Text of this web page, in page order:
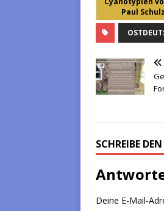
Paul
SCHREIBE
Deine E-Mail-